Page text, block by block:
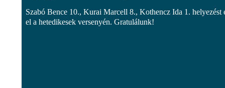
Szabó Bence 10., Kurai Marcell 8., Kothencz Ida 1. helyezést
el a hetedikesek versenyén. Gratulálunk!